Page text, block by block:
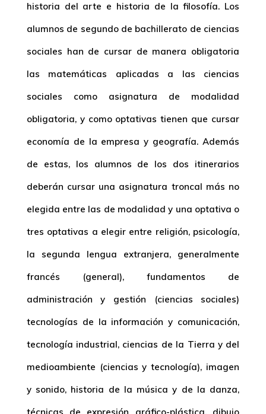
historia del arte e historia de la filosofía. Los
alumnos de segundo de bachillerato de ciencias
sociales han de cursar de manera obligatoria
las matemáticas aplicadas a las ciencias
sociales como asignatura de modalidad
obligatoria, y como optativas tienen que cursar
economía de la empresa y geografía. Además
de estas, los alumnos de los dos itinerarios
deberán cursar una asignatura troncal más no
elegida entre las de modalidad y una optativa o
tres optativas a elegir entre religión, psicología,
la segunda lengua extranjera, generalmente
francés (general), fundamentos de
administración y gestión (ciencias sociales)
tecnologías de la información y comunicación,
tecnología industrial, ciencias de la Tierra y del
medioambiente (ciencias y tecnología), imagen
y sonido, historia de la música y de la danza,